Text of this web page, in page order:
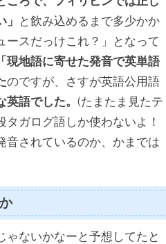
と飲み込めるまで多少かか
ースだっけこれ？」となって
「現地語に寄せた発音で英単語
のですが、さすが英語公用語
語でした。 (たまたま見たテ
ガログ語しか使わないよ！
音されているのか、かまでは
ゃないかなーと予想してたと